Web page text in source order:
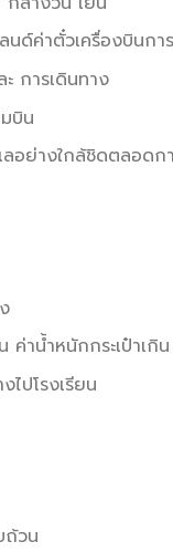
ลนด์ค่าตั๋วเครื่องบิน
การเดินทาง
บิน
ลอย่างใกล้ชิดตลอดก
ค่าน้ำหนักกระเป๋าเ
ไปโรงเรียน
ถ้วน